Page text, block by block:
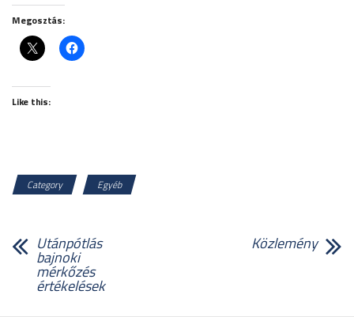
Megosztás:
Like this:
Category Egyéb
Utánpótlás
bajnoki
mérkőzés
értékelések
Közlemény